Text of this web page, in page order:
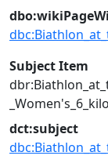
Subject Item
dct:subject